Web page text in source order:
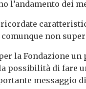
l’andamento dei
non
la Fondazione
di fare
messaggio